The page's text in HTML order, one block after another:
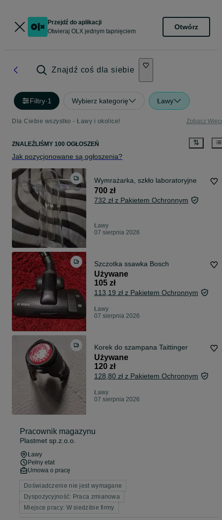
Przejdź do aplikacji
Otwieraj OLX jednym tapnięciem
Otwórz
Znajdź coś dla siebie
Filtry·1 Wybierz kategorię Ławy
Dla Ciebie wszystko - Ławy i okolice! Zobacz
ZNALEŹLIŚMY 100 OGŁOSZEŃ
Jak pozycjonowane są ogłoszenia?
Wymrażarka, szkło laboratoryjne
700 zł
732 zł z Pakietem Ochronnym
Ławy
07 sierpnia 2026
Szczotka ssawka Bosch
Używane
105 zł
113,19 zł z Pakietem Ochronnym
Ławy
07 sierpnia 2026
Korek do szampana Taittinger
Używane
120 zł
128,80 zł z Pakietem Ochronnym
Ławy
07 sierpnia 2026
Pracownik magazynu
Plastmet sp.z.o.o.
Ławy
Pełny etat
Umowa o pracę
Doświadczenie nie jest wymagane
Dyspozycyjność: Praca zmianowa
Miejsce pracy: W siedzibie firmy